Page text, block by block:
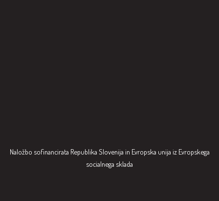
Naložbo sofinancirata Republika Slovenija in Evropska unija iz Evropskega
socialnega sklada